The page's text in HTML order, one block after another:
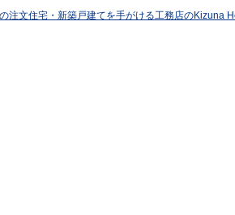
注文住宅・新築戸建てを手がける工務店のKizuna